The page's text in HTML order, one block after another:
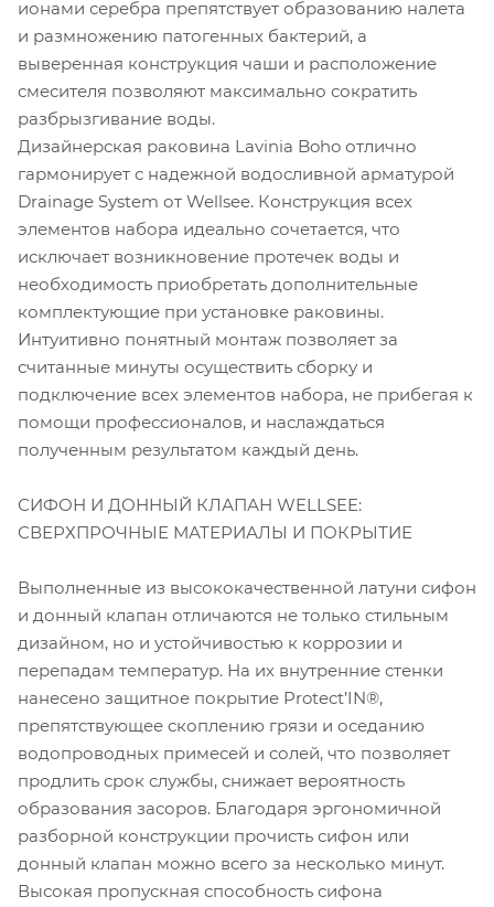
ионами серебра препятствует образованию налета
и размножению патогенных бактерий, а
выверенная конструкция чаши и расположение
смесителя позволяют максимально сократить
разбрызгивание воды.
Дизайнерская раковина Lavinia Boho отлично
гармонирует с надежной водосливной арматурой
Drainage System от Wellsee. Конструкция всех
элементов набора идеально сочетается, что
исключает возникновение протечек воды и
необходимость приобретать дополнительные
комплектующие при установке раковины.
Интуитивно понятный монтаж позволяет за
считанные минуты осуществить сборку и
подключение всех элементов набора, не прибегая к
помощи профессионалов, и наслаждаться
полученным результатом каждый день.
СИФОН И ДОННЫЙ КЛАПАН WELLSEE:
СВЕРХПРОЧНЫЕ МАТЕРИАЛЫ И ПОКРЫТИЕ
Выполненные из высококачественной латуни сифон
и донный клапан отличаются не только стильным
дизайном, но и устойчивостью к коррозии и
перепадам температур. На их внутренние стенки
нанесено защитное покрытие Protect’IN®,
препятствующее скоплению грязи и оседанию
водопроводных примесей и солей, что позволяет
продлить срок службы, снижает вероятность
образования засоров. Благодаря эргономичной
разборной конструкции прочисть сифон или
донный клапан можно всего за несколько минут.
Высокая пропускная способность сифона